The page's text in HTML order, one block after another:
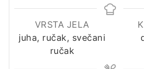
VRSTA JELA
juha, ručak, svečani
ručak